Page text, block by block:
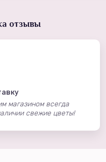
отзывы
магазином всегда
свежие цветы!